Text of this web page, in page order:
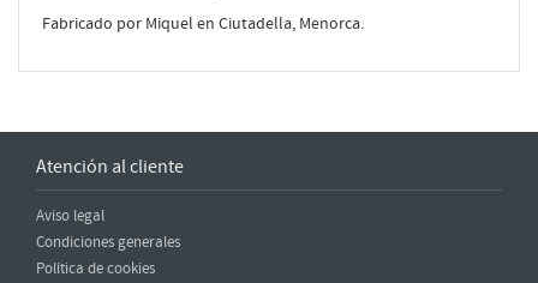
Fabricado por Miquel en Ciutadella, Menorca.
Atención al cliente
Aviso legal
Condiciones generales
Política de cookies